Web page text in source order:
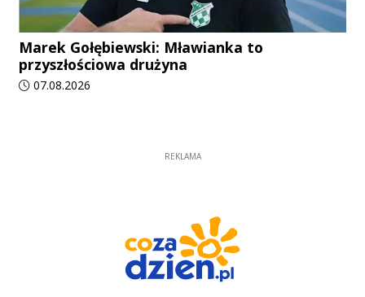
Marek Gołębiewski: Mławianka to
przyszłościowa drużyna
Data dodania artykułu:
07.08.2026
REKLAMA